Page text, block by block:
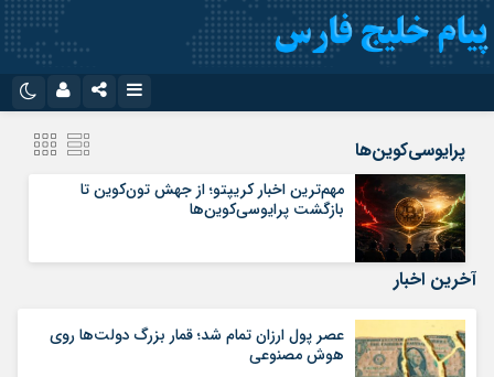
سروش
آپارات
رمز عبور
پرایوسی‌کوین‌ها
مهم‌ترین اخبار کریپتو؛ از جهش تون‌کوین تا
بازگشت پرایوسی‌کوین‌ها
آخرین اخبار
عصر پول ارزان تمام شد؛ قمار بزرگ دولت‌ها روی
هوش مصنوعی